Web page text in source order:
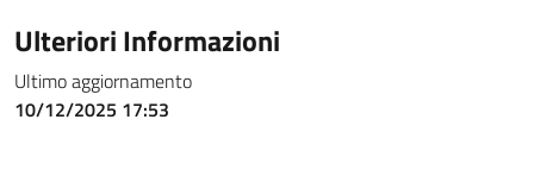
Ulteriori Informazioni
Ultimo aggiornamento
10/12/2025 17:53